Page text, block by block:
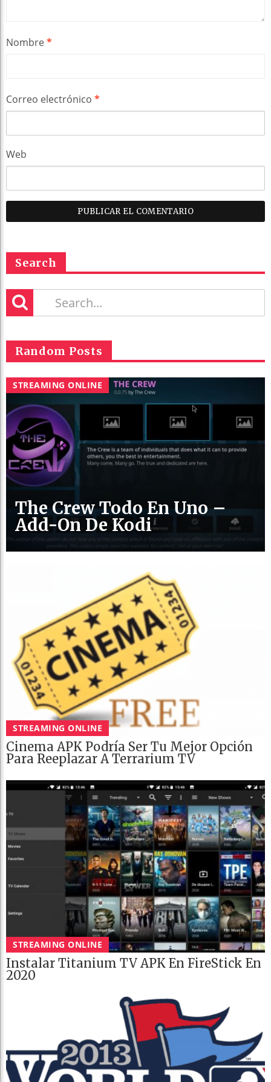
Nombre*
Correo electrónico *
Web
Search
Random Posts
STREAMING ONLINE
The Crew Todo En Uno –
Add-On De Kodi
STREAMING ONLINE
Cinema APK Podría Ser Tu Mejor Opción
Para Reeplazar A Terrarium TV
STREAMING ONLINE
Instalar Titanium TV APK En FireStick En
2020